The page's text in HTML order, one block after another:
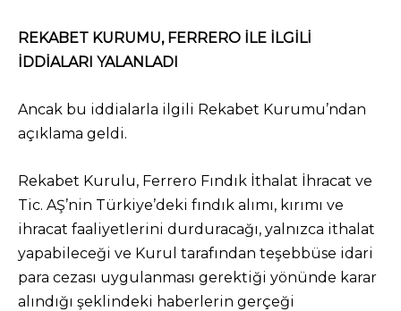
REKABET KURUMU, FERRERO İLE İLGİLİ
İDDİALARI YALANLADI
Ancak bu iddialarla ilgili Rekabet Kurumu’ndan
açıklama geldi.
Rekabet Kurulu, Ferrero Fındık İthalat İhracat ve
Tic. AŞ’nin Türkiye’deki fındık alımı, kırımı ve
ihracat faaliyetlerini durduracağı, yalnızca ithalat
yapabileceği ve Kurul tarafından teşebbüse idari
para cezası uygulanması gerektiği yönünde karar
alındığı şeklindeki haberlerin gerçeği